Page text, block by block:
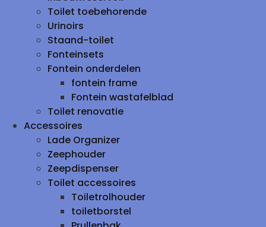
Toilet toebehorende
Urinoirs
Staand-toilet
Fonteinsets
Fontein onderdelen
fontein frame
Fontein wastafelblad
Toilet renovatie
Accessoires
Lade Organizer
Zeephouder
Zeepdispenser
Toilet accessoires
Toiletrolhouder
toiletborstel